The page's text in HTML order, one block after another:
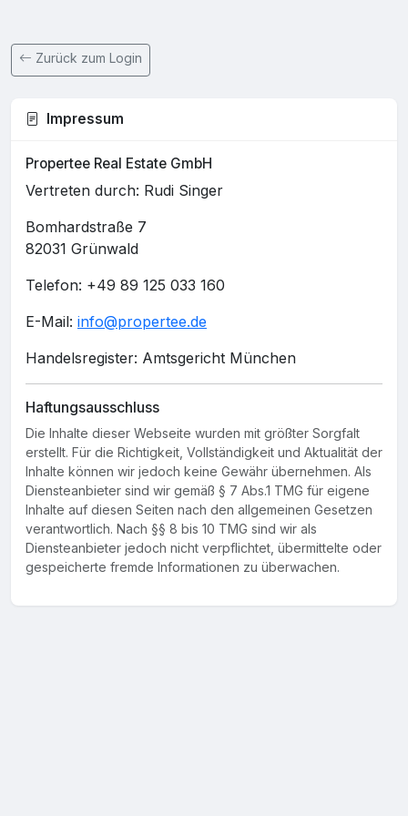
Zurück zum Login
Impressum
Propertee Real Estate GmbH
Vertreten durch: Rudi Singer
Bomhardstraße 7
82031 Grünwald
Telefon: +49 89 125 033 160
E-Mail: info@propertee.de
Handelsregister: Amtsgericht München
Haftungsausschluss
Die Inhalte dieser Webseite wurden mit größter Sorgfalt
erstellt. Für die Richtigkeit, Vollständigkeit und Aktualität der
Inhalte können wir jedoch keine Gewähr übernehmen. Als
Diensteanbieter sind wir gemäß § 7 Abs.1 TMG für eigene
Inhalte auf diesen Seiten nach den allgemeinen Gesetzen
verantwortlich. Nach §§ 8 bis 10 TMG sind wir als
Diensteanbieter jedoch nicht verpflichtet, übermittelte oder
gespeicherte fremde Informationen zu überwachen.